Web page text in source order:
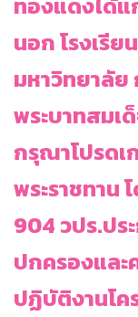
นอก โรงเรี
มหาวิทยาลัย
พระบาทสมเ
กรุณาโปรดเ
พระราชทาน
904 วปร.ปร
ปกครองและ
ปฏิบัติงานโค